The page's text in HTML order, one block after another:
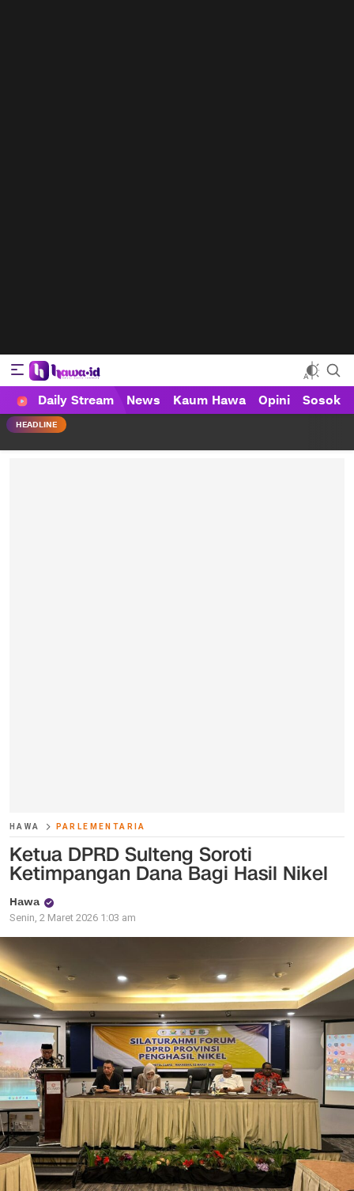
HAWA
Haluan Wanita Indonesia
Daily Stream News Kaum Hawa Opini Sosok
HEADLINE
HAWA PARLEMENTARIA
Ketua DPRD Sulteng Soroti
Ketimpangan Dana Bagi Hasil Nikel
Hawa
Senin, 2 Maret 2026 1:03 am